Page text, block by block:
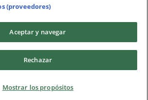
® 2026 · Shopfully Marketing S.L.U. –
Política de privacidad
(proveedores)
Aceptar y navegar
Rechazar
Mostrar los propósitos